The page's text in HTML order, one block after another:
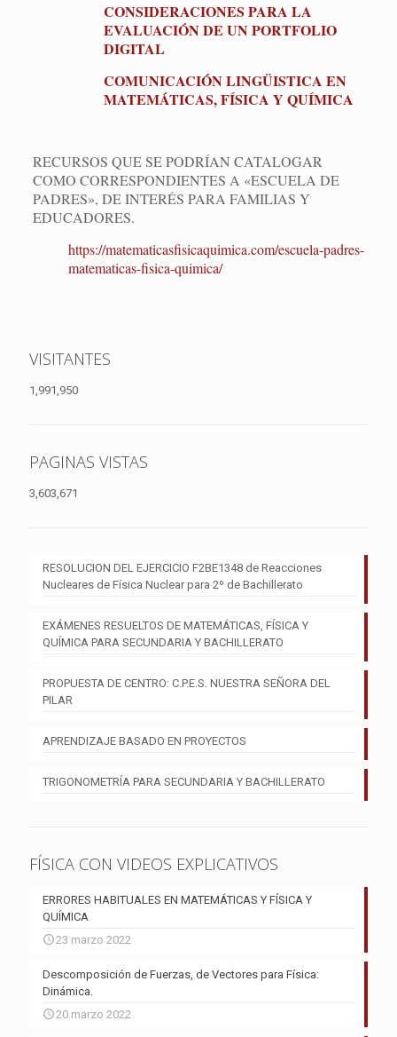
CONSIDERACIONES PARA LA
EVALUACIÓN DE UN PORTFOLIO
DIGITAL
COMUNICACIÓN LINGÜISTICA EN
MATEMÁTICAS, FÍSICA Y QUÍMICA
RECURSOS QUE SE PODRÍAN CATALOGAR
COMO CORRESPONDIENTES A «ESCUELA DE
PADRES», DE INTERÉS PARA FAMILIAS Y
EDUCADORES.
https://matematicasfisicaquimica.com/escuela-padres-
matematicas-fisica-quimica/
VISITANTES
1,991,950
PAGINAS VISTAS
3,603,671
RESOLUCION DEL EJERCICIO F2BE1348 de Reacciones
Nucleares de Física Nuclear para 2º de Bachillerato
EXÁMENES RESUELTOS DE MATEMÁTICAS, FÍSICA Y
QUÍMICA PARA SECUNDARIA Y BACHILLERATO
PROPUESTA DE CENTRO: C.P.E.S. NUESTRA SEÑORA DEL
PILAR
APRENDIZAJE BASADO EN PROYECTOS
TRIGONOMETRÍA PARA SECUNDARIA Y BACHILLERATO
FÍSICA CON VIDEOS EXPLICATIVOS
ERRORES HABITUALES EN MATEMÁTICAS Y FÍSICA Y
QUÍMICA
23 marzo 2022
Descomposición de Fuerzas, de Vectores para Física:
Dinámica.
20 marzo 2022